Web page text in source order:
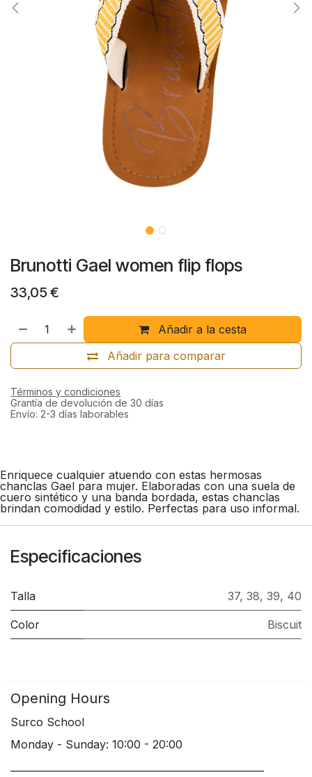
Brunotti Gael women flip flops
33,05 €
Añadir a la cesta
Añadir para comparar
Términos y condiciones
Grantía de devolución de 30 días
Envío: 2-3 días laborables
Enriquece cualquier atuendo con estas hermosas
chanclas Gael para mujer. Elaboradas con una suela de
cuero sintético y una banda bordada, estas chanclas
brindan comodidad y estilo. Perfectas para uso informal.
Especificaciones
Talla 37, 38, 39, 40
Color Biscuit
Opening Hours
Surco School
Monday - Sunday: 10:00 - 20:00